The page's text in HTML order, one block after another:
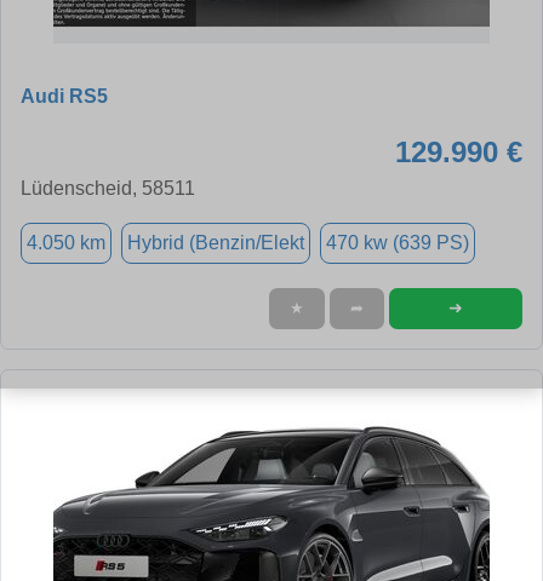
Audi RS5
129.990 €
Lüdenscheid, 58511
4.050 km Hybrid (Benzin/Elekt 470 kw (639 PS)
★ ➦ ➜